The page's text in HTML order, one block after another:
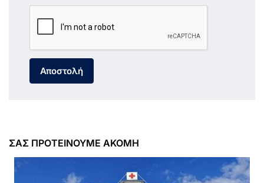
Αποστολή
ΣΑΣ ΠΡΟΤΕΙΝΟΥΜΕ ΑΚΟΜΗ